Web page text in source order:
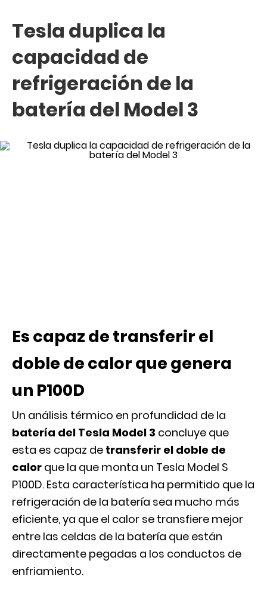
Tesla duplica la
capacidad de
refrigeración de la
batería del Model 3
Es capaz de transferir el
doble de calor que genera
un P100D
Un análisis térmico en profundidad de la
batería del Tesla Model 3 concluye que
esta es capaz de transferir el doble de
calor que la que monta un Tesla Model S
P100D. Esta característica ha permitido que la
refrigeración de la batería sea mucho más
eficiente, ya que el calor se transfiere mejor
entre las celdas de la batería que están
directamente pegadas a los conductos de
enfriamiento.